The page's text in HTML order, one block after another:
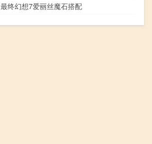
最终幻想7爱丽丝魔石搭配